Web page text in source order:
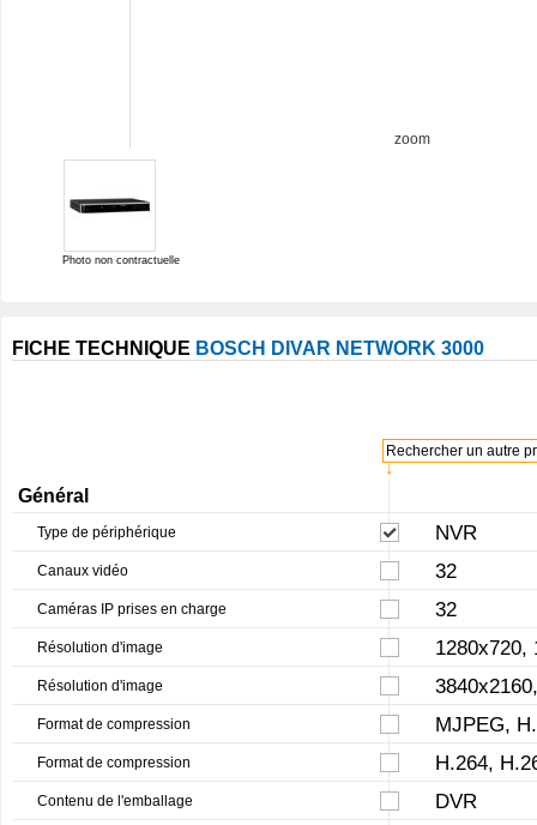
zoom
Photo non contractuelle
FICHE TECHNIQUE BOSCH DIVAR NETWORK 3000
↓
Rechercher un autre
Général
Type de périphérique NVR
Canaux vidéo 32
Caméras IP prises en charge 32
Résolution d'image 1280x720,
Résolution d'image
Format de compression MJPEG,
Format de compression H.264,
Contenu de l'emballage DVR